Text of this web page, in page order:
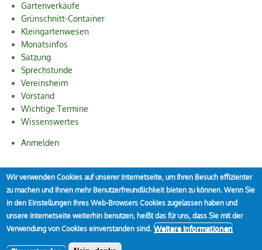
Gartenverkäufe
Grünschnitt-Container
Kleingartenwesen
Monatsinfos
Satzung
Sprechstunde
Vereinsheim
Vorstand
Wichtige Termine
Wissenswertes
User
account
menu
Anmelden
© 2009 - 2026 by Kleingärtner-Verein Styrum e. V., Friesenstraße
67, 45476 Mülheim an der Ruhr
Wir verwenden Cookies auf unserer Internetseite, um Ihren Besuch effizienter
zu machen und Ihnen mehr Benutzerfreundlichkeit bieten zu können. Wenn Sie
in den Einstellungen Ihres Web-Browsers Cookies zugelassen haben und
unsere Internetseite weiterhin benutzen, heißt das für uns, dass Sie mit der
Verwendung von Cookies einverstanden sind. Weitere Informationen